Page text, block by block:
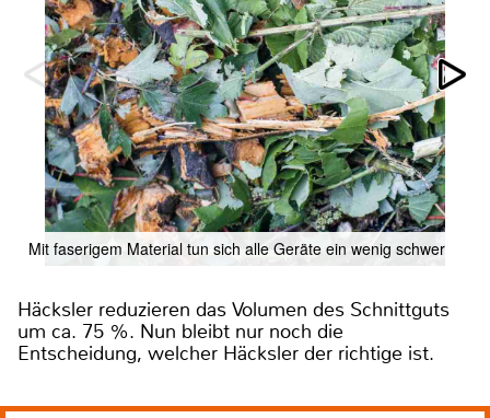
Mit faserigem Material tun sich alle Geräte ein wenig schwer
Häcksler reduzieren das Volumen des Schnittguts
um ca. 75 %. Nun bleibt nur noch die
Entscheidung, welcher Häcksler der richtige ist.